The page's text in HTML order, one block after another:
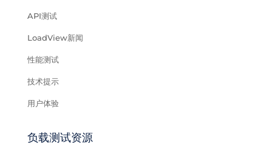
API测试
LoadView新闻
性能测试
技术提示
用户体验
负载测试资源